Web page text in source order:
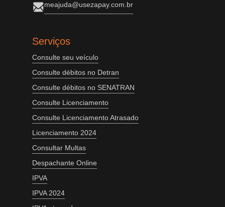
meajuda@usezapay.com.br
Serviços
Consulte seu veículo
Consulte débitos no Detran
Consulte débitos no SENATRAN
Consulte Licenciamento
Consulte Licenciamento Atrasado
Licenciamento 2024
Consultar Multas
Despachante Online
IPVA
IPVA 2024